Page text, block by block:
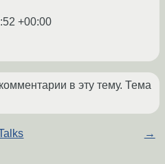
+00:00
в эту тему. Тема
→